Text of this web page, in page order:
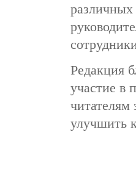
различных
Редакция
участие в
читателям
улучшить